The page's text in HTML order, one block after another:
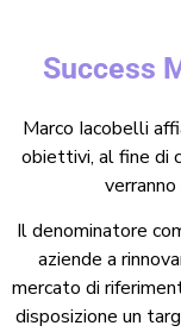
Success
Marco Iacobelli
obiettivi, al fine di
Il denominatore
aziende a
mercato di
disposizione un